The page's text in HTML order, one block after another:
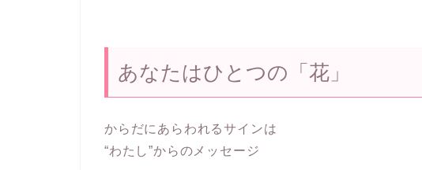
あなたはひとつの「花」
からだにあらわれるサインは
“わたし”からのメッセージ